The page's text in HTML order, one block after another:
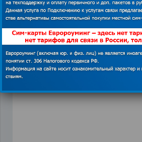
Orange,изучение иностранных
в ЕС
,